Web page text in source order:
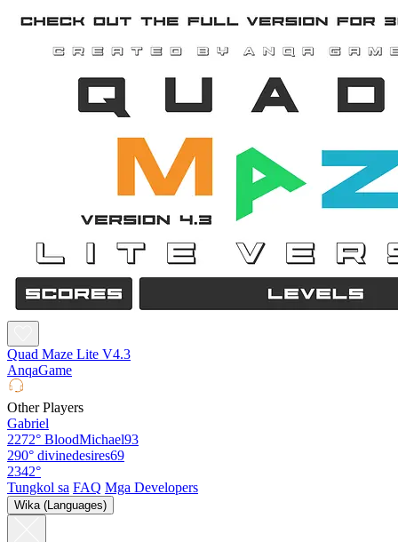
Quad Maze Lite V4.3
AnqaGame
Other Players
Gabriel
2272° BloodMichael93
290° divinedesires69
2342°
Tungkol sa FAQ Mga Developers
Wika (Languages)